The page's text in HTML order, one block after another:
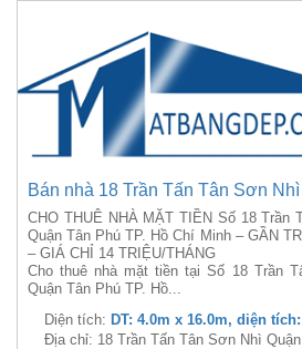
Bán nhà 18 Trần Tấn Tân Sơn
CHO THUÊ NHÀ MẶT TIỀN Số 18 Trần
Quận Tân Phú TP. Hồ Chí Minh – GẦN
– GIÁ CHỈ 14 TRIỆU/THÁNG
Cho thuê nhà mặt tiền tại Số 18 Trần
Quận Tân Phú TP. Hồ...
Diện tích: DT: 4.0m x 16.0m, diện
Địa chỉ: 18 Trần Tấn Tân Sơn Nhì